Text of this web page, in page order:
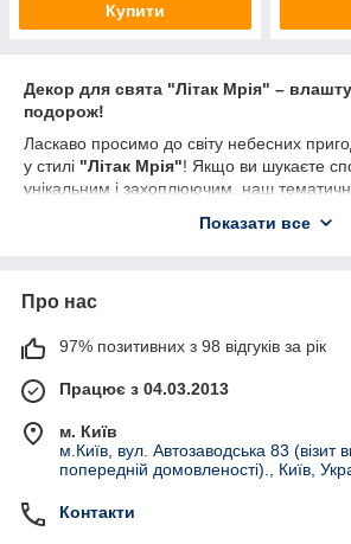
Купити
Декор для свята "Літак Мрія" –
подорож!
Ласкаво просимо до світу небесних
у стилі "Літак Мрія"! Якщо ви шукаєте
унікальним і захоплюючим, наш
дизайном, натхненим легендарним
Тематичнібанери, плакати та
акцентом на святковому столі,
свята
Наклейки та інші аксесуари
, що
завершити образ свята та додадуть
Показати все
Про нас
97% позитивних з 98 відгуків за рік
Працює з 04.03.2013
м. Київ
м.Київ, вул. Автозаводська 83 (візит
попередній домовленості)., Київ,
Контакти